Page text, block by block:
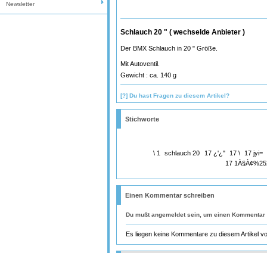
Newsletter
Schlauch 20 " ( wechselde Anbieter )
Der BMX Schlauch in 20 " Größe.
Mit Autoventil.
Gewicht : ca. 140 g
[?] Du hast Fragen zu diesem Artikel?
Stichworte
\ 1 schlauch 20 17 ¿'¿" 17 \
17 jyi=
17
Einen Kommentar schreiben
Du mußtangemeldetsein, um einen Kommentar
Es liegen keine Kommentare zu diesem Artikel